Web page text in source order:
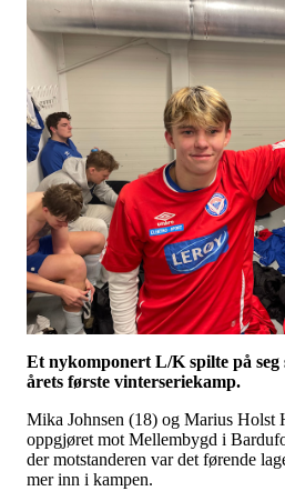
Et nykomponert L/K spilte på
årets første vinterseriekamp.
Mika Johnsen (18) og Marius Holst
oppgjøret mot Mellembygd i
der motstanderen var det førende
mer inn i kampen.